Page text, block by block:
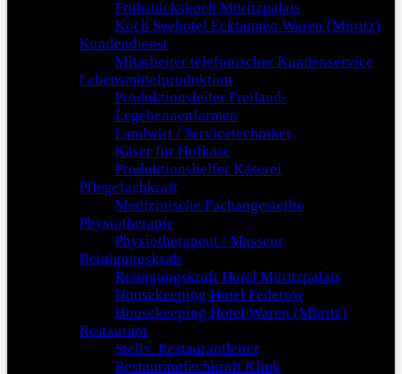
Frühstückskoch Müritzpalais
Koch Seehotel Ecktannen Waren (Müritz)
Kundendienst
Mitarbeiter telefonischer Kundenservice
Lebensmittelproduktion
Produktionsleiter Freiland-
Legehennenfarmen
Landwirt / Servicetechniker
Käser für Hofkäse
Produktionshelfer Käserei
Pflegefachkraft
Medizinische Fachangestellte
Physiotherapie
Physiotherapeut / Masseur
Reinigungskraft
Reinigungskraft Hotel Müritzpalais
Housekeeping Hotel Federow
Housekeeping Hotel Waren (Müritz)
Restaurant
Stellv. Restaurantleiter
Restaurantfachkraft Klink